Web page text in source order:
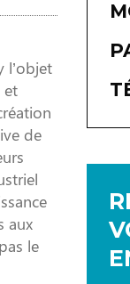
l’objet
et
de
aux
le